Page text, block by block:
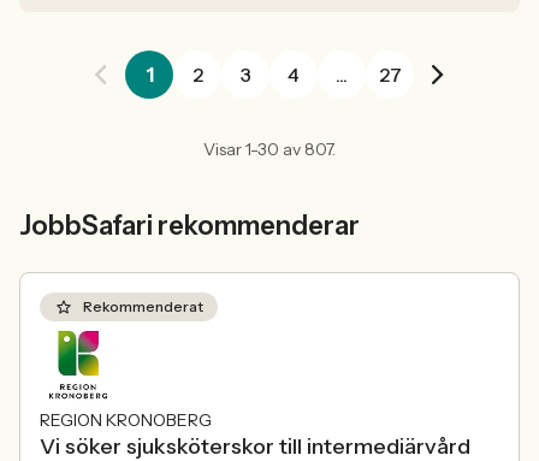
1 2 3 4 ... 27
Visar 1-30 av 807.
JobbSafari rekommenderar
Rekommenderat
REGION KRONOBERG
Vi söker sjuksköterskor till intermediärvård